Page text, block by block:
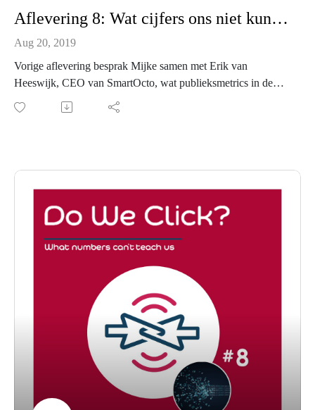
Aflevering 8: Wat cijfers ons niet kunnen leren
Aug 20, 2019
Vorige aflevering besprak Mijke samen met Erik van
Heeswijk, CEO van SmartOcto, wat publieksmetrics in de
journalistiek ons allemaal kunnen leren. Deze maand, belicht
ze de andere kant van de medaille. Aan de hand van literatuur